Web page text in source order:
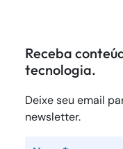
Receba
tecnologia.
Deixe seu email
newsletter.